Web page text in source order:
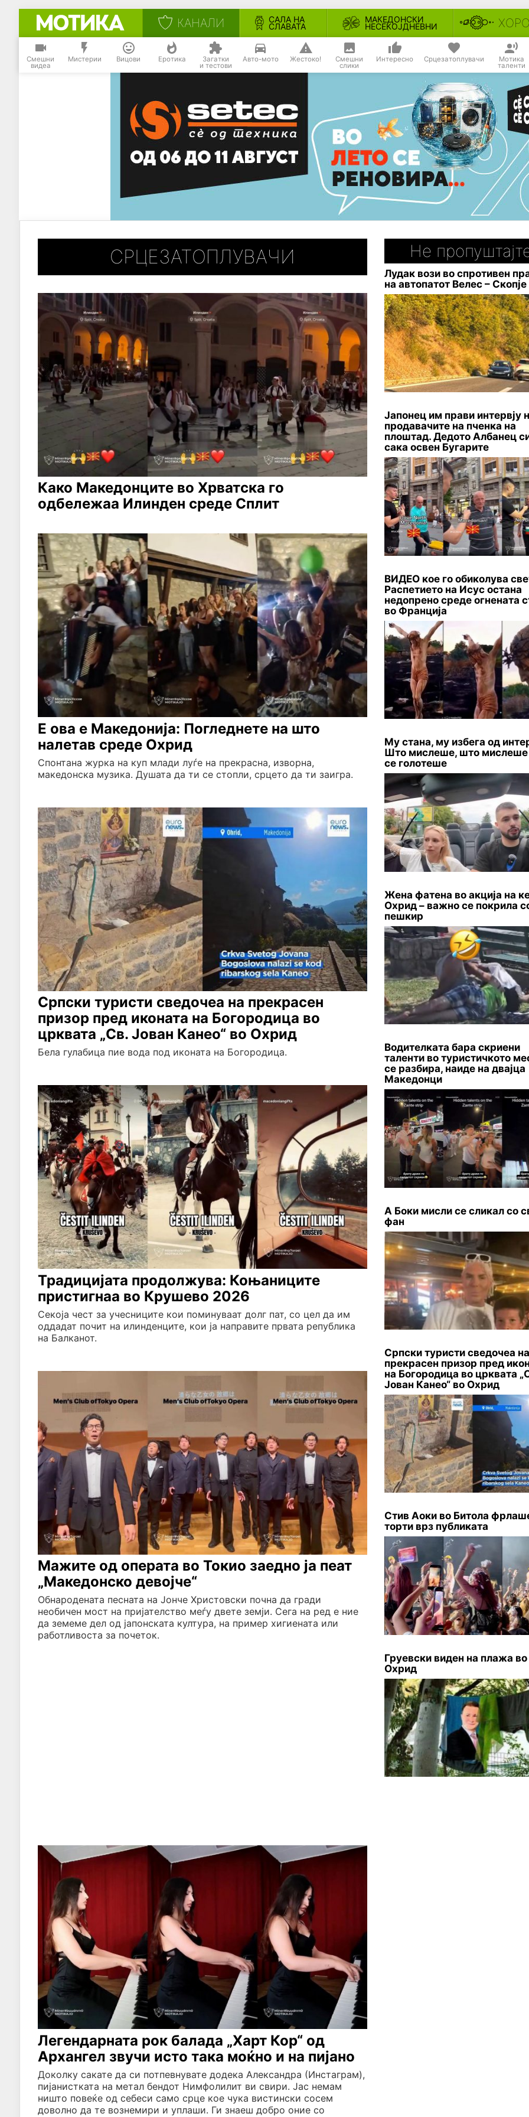
КАНАЛИ САЛА НА
СЛАВАТА
МАКЕДОНСКИ
НЕСЕКОЈДНЕВНИ
Смешни
видеа
Мистерии Вицови Еротика Загатки
и тестови
Авто-мото Жестоко! Смешни
слики
Интересно Срцезатоплувачи Мотика
таленти
СРЦЕЗАТОПЛУВАЧИ
Како Македонците во Хрватска го
одбележаа Илинден среде Сплит
Е ова е Македонија: Погледнете на што
налетав среде Охрид
Спонтана журка на куп млади луѓе на прекрасна, изворна,
македонска музика. Душата да ти се стопли, срцето да ти заигра.
Српски туристи сведочеа на прекрасен
призор пред иконата на Богородица во
црквата „Св. Јован Канео“ во Охрид
Бела гулабица пие вода под иконата на Богородица.
Традицијата продолжува: Коњаниците
пристигнаа во Крушево 2026
Секоја чест за учесниците кои поминуваат долг пат, со цел да им
оддадат почит на илинденците, кои ја направите првата република
на Балканот.
Мажите од операта во Токио заедно ја пеат
„Македонско девојче“
Обнародената песната на Јонче Христовски почна да гради
необичен мост на пријателство меѓу двете земји. Сега на ред е ние
да земеме дел од јапонската култура, на пример хигиената или
работливоста за почеток.
Легендарната рок балада „Харт Кор“ од
Архангел звучи исто така моќно и на пијано
Доколку сакате да си потпевнувате додека Александра (Инстаграм),
пијанистката на метал бендот Нимфолилит ви свири. Јас немам
ништо повеќе од себеси само срце кое чука вистински сосем
доволно да те вознемири и уплаши. Ги знаеш добро оние со
Не
Лудак вози во спротивен
на автопатот Велес – Скопје
Јапонец им прави интервју
продавачите на пченка на
плоштад. Дедото Албанец
сака освен Бугарите
ВИДЕО кое го обиколува
Распетието на Исус остана
недопрено среде огнената
во Франција
Му стана, му избега од
Што мислеше, што мислеше
се голотеше
Жена фатена во акција на
Охрид – важно се покрила
пешкир
Водителката бара скриени
таленти во туристичкото
се разбира, наиде на двајца
Македонци
А Боки мисли се сликал со
фан
Српски туристи сведочеа
прекрасен призор пред
на Богородица во црквата
Јован Канео“ во Охрид
Стив Аоки во Битола
торти врз публиката
Груевски виден на плажа во
Охрид